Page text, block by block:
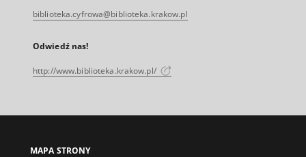
biblioteka.cyfrowa@biblioteka.krakow.pl
Odwiedź nas!
http://www.biblioteka.krakow.pl/
MAPA STRONY